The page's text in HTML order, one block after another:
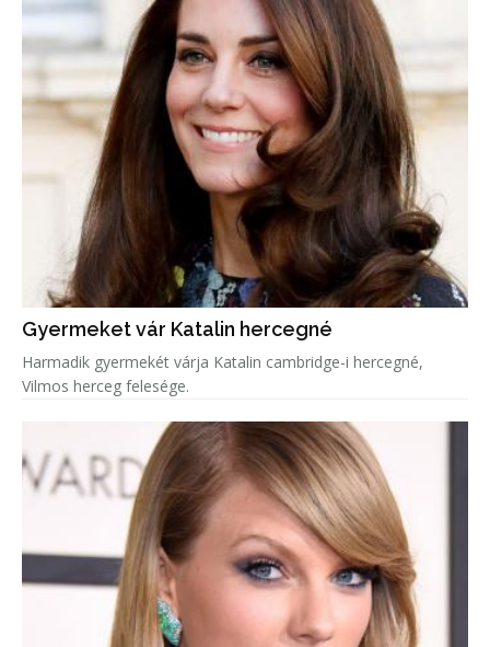
Gyermeket vár Katalin hercegné
Harmadik gyermekét várja Katalin cambridge-i hercegné,
Vilmos herceg felesége.